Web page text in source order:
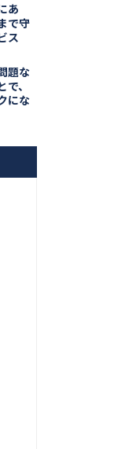
あ
で守
ス
題な
、
にな